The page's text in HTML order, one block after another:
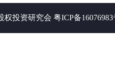
权投资研究会 粤ICP备16076983